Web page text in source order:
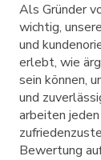
Als Gründer
wichtig,
und
erlebt, wie
sein können,
und
arbeiten
Bewertung